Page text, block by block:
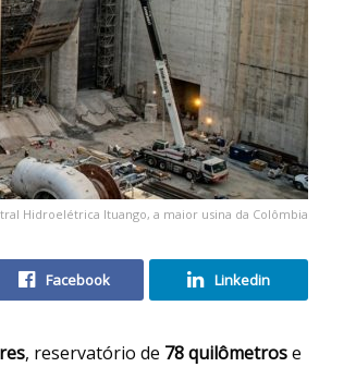
Hidroelétrica Ituango, a maior usina da Colômbia
Facebook Linkedin
, reservatório de 78 quilômetrose